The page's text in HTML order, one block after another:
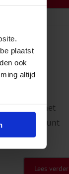
plaatst
ook
altijd
instituut, het
Steunpunt
Lees verder